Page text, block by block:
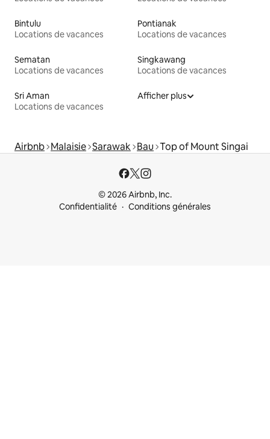
Bintulu
Locations de vacances
Pontianak
Locations de vacances
Sematan
Locations de vacances
Singkawang
Locations de vacances
Sri Aman
Locations de vacances
Afficher plus
Airbnb Malaisie Sarawak Bau Top of Mount Singai
© 2026 Airbnb, Inc.
Confidentialité
Conditions générales